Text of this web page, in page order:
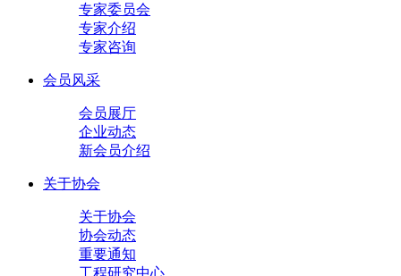
专家委员会
专家介绍
专家咨询
会员风采
会员展厅
企业动态
新会员介绍
关于协会
关于协会
协会动态
重要通知
工程研究中心